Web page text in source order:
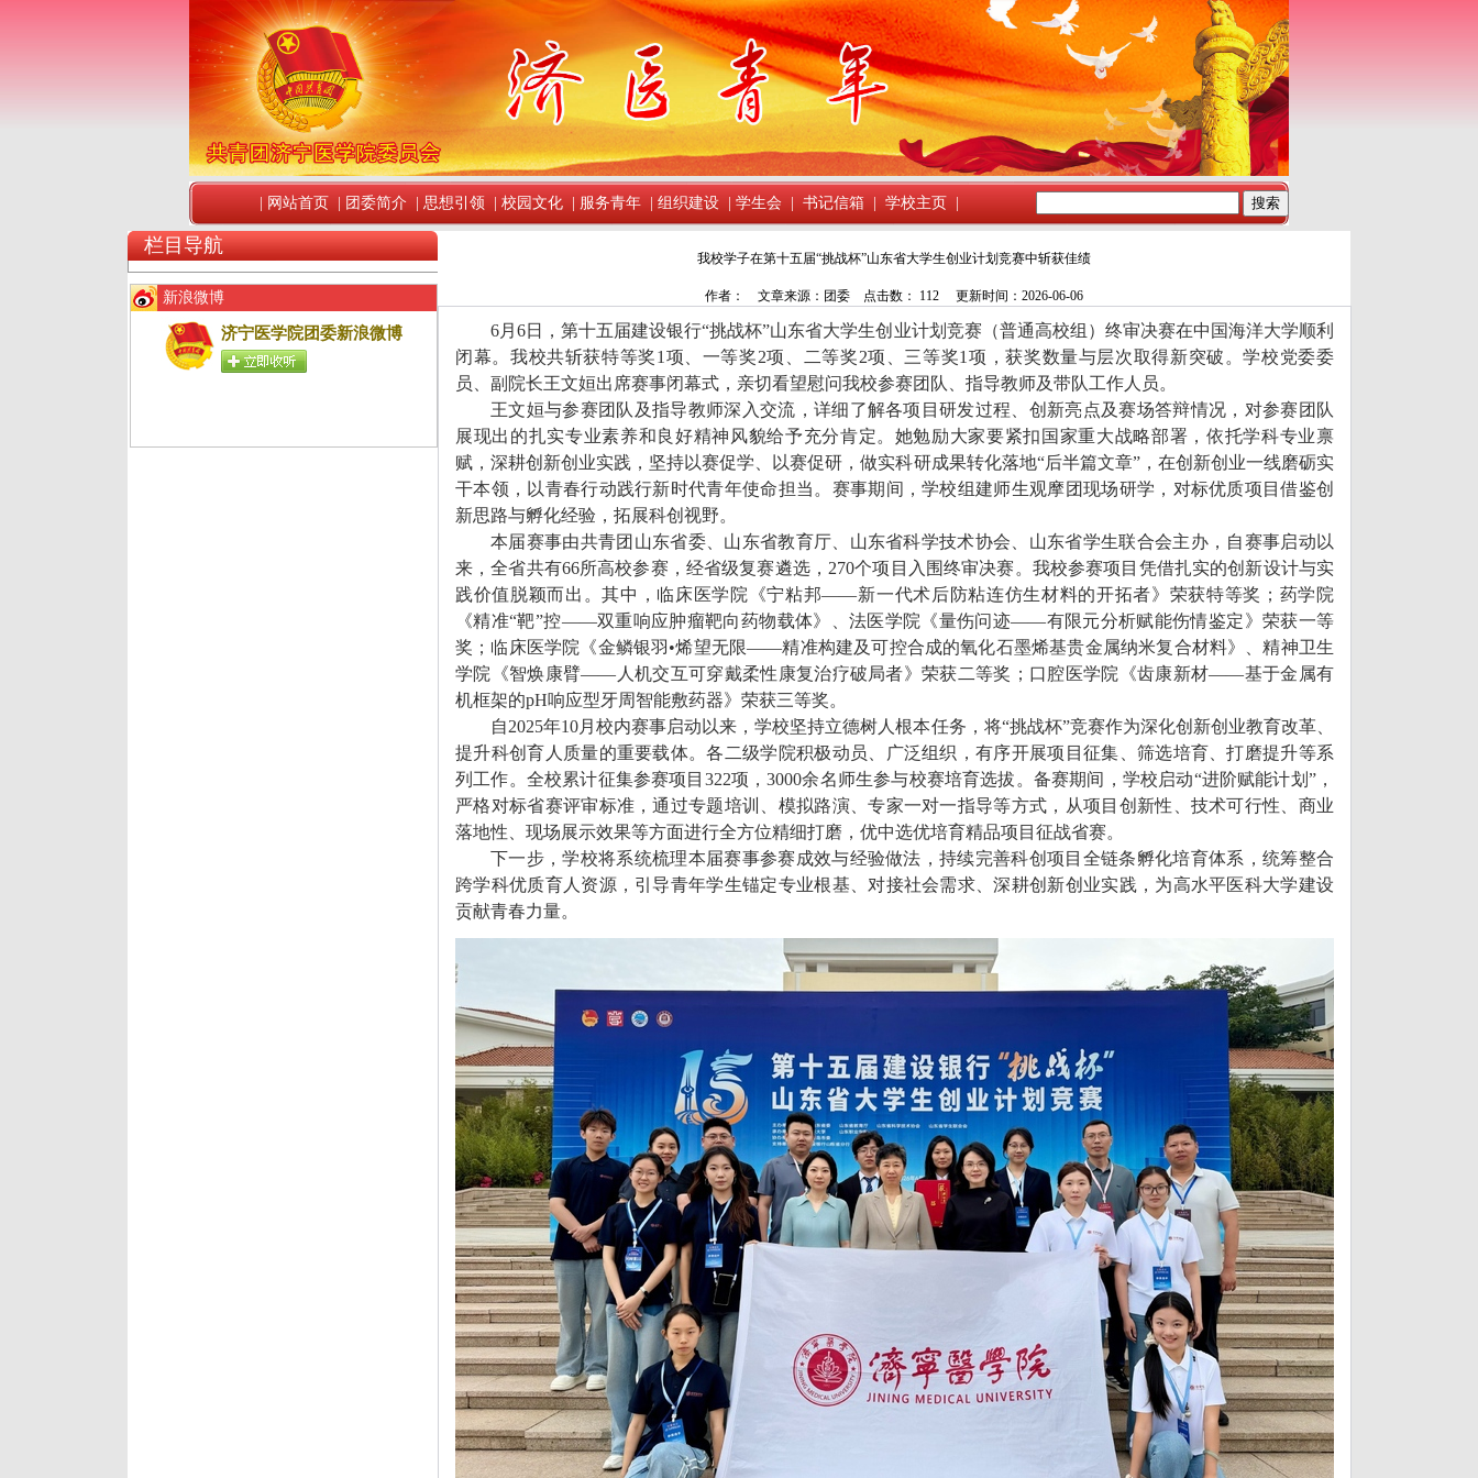
网站首页 团委简介 思想引领 校园文化 服务青年 组织建设 学生会 书记信箱 学校主页
栏目导航
新浪微博
济宁医学院团委新浪微博
我校学子在第十五届“挑战杯”山东省大学生创业计划竞赛中斩获佳绩
作者： 文章来源：团委 点击数： 112 更新时间：2026-06-06
6月6日，第十五届建设银行“挑战杯”山东省大学生创业计划竞赛（普通高校组）终审决赛在中国海洋大学顺利
闭幕。我校共斩获特等奖1项、一等奖2项、二等奖2项、三等奖1项，获奖数量与层次取得新突破。学校党委委
员、副院长王文姮出席赛事闭幕式，亲切看望慰问我校参赛团队、指导教师及带队工作人员。
王文姮与参赛团队及指导教师深入交流，详细了解各项目研发过程、创新亮点及赛场答辩情况，对参赛团队
展现出的扎实专业素养和良好精神风貌给予充分肯定。她勉励大家要紧扣国家重大战略部署，依托学科专业禀
赋，深耕创新创业实践，坚持以赛促学、以赛促研，做实科研成果转化落地“后半篇文章”，在创新创业一线磨砺实
干本领，以青春行动践行新时代青年使命担当。赛事期间，学校组建师生观摩团现场研学，对标优质项目借鉴创
新思路与孵化经验，拓展科创视野。
本届赛事由共青团山东省委、山东省教育厅、山东省科学技术协会、山东省学生联合会主办，自赛事启动以
来，全省共有66所高校参赛，经省级复赛遴选，270个项目入围终审决赛。我校参赛项目凭借扎实的创新设计与实
践价值脱颖而出。其中，临床医学院《宁粘邦——新一代术后防粘连仿生材料的开拓者》荣获特等奖；药学院
《精准“靶”控——双重响应肿瘤靶向药物载体》、法医学院《量伤问迹——有限元分析赋能伤情鉴定》荣获一等
奖；临床医学院《金鳞银羽•烯望无限——精准构建及可控合成的氧化石墨烯基贵金属纳米复合材料》、精神卫生
学院《智焕康臂——人机交互可穿戴柔性康复治疗破局者》荣获二等奖；口腔医学院《齿康新材——基于金属有
机框架的pH响应型牙周智能敷药器》荣获三等奖。
自2025年10月校内赛事启动以来，学校坚持立德树人根本任务，将“挑战杯”竞赛作为深化创新创业教育改革、
提升科创育人质量的重要载体。各二级学院积极动员、广泛组织，有序开展项目征集、筛选培育、打磨提升等系
列工作。全校累计征集参赛项目322项，3000余名师生参与校赛培育选拔。备赛期间，学校启动“进阶赋能计划”，
严格对标省赛评审标准，通过专题培训、模拟路演、专家一对一指导等方式，从项目创新性、技术可行性、商业
落地性、现场展示效果等方面进行全方位精细打磨，优中选优培育精品项目征战省赛。
下一步，学校将系统梳理本届赛事参赛成效与经验做法，持续完善科创项目全链条孵化培育体系，统筹整合
跨学科优质育人资源，引导青年学生锚定专业根基、对接社会需求、深耕创新创业实践，为高水平医科大学建设
贡献青春力量。